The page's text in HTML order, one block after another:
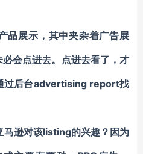
品展示，其中夹杂着广告展
会点进去。点进去看了，才
过后台advertising report找
马逊对该listing的兴趣？因为